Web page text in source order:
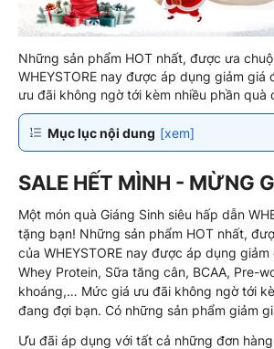
Những sản phẩm HOT nhất, được ưa
WHEYSTORE nay được áp dụng giảm giá
ưu đãi không ngờ tới kèm nhiều phần quà
Mục lục nội dung [xem]
SALE HẾT MÌNH - MỪNG
Một món quà Giáng Sinh siêu hấp dẫn
tặng bạn! Những sản phẩm HOT nhất,
của WHEYSTORE nay được áp dụng
Whey Protein, Sữa tăng cân, BCAA, Pre-
khoáng,… Mức giá ưu đãi không ngờ tới
đang đợi bạn. Có những sản phẩm giảm
Ưu đãi áp dụng với tất cả những đơn